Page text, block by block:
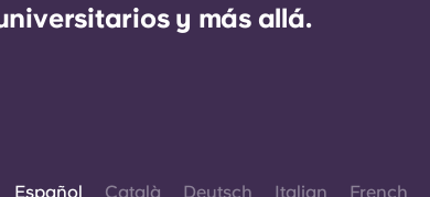
y más allá.
Español Català Deutsch Italian French